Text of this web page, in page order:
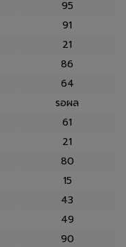
95
91
21
86
64
รอผล
61
21
80
15
43
49
90